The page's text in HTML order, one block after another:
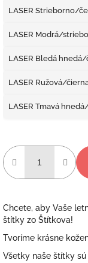
LASER Strieborno/
LASER Modrá/
LASER Bledá
LASER Ružová/
LASER Tmavá
Chcete, aby Vaše
štítky zo Štítkova!
Tvoríme krásne
Všetky naše štítky